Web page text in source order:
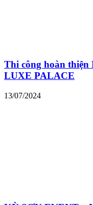
Thi công hoàn thiện
LUXE PALACE
13/07/2024